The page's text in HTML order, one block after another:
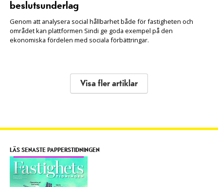
beslutsunderlag
Genom att analysera social hållbarhet både för fastigheten och
området kan plattformen Sindi ge goda exempel på den
ekonomiska fördelen med sociala förbättringar.
Visa fler artiklar
LÄS SENASTE PAPPERSTIDNINGEN